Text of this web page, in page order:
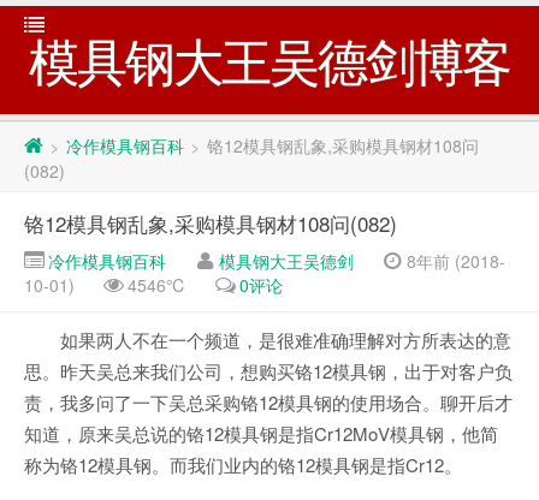
模具钢大王吴德剑博客
> 冷作模具钢百科 > 铬12模具钢乱象,采购模具钢材108问
(082)
铬12模具钢乱象,采购模具钢材108问(082)
冷作模具钢百科 模具钢大王吴德剑
8年前 (2018-
10-01)
4546℃ 0评论
如果两人不在一个频道，是很难准确理解对方所表达的意
思。昨天吴总来我们公司，想购买铬12模具钢，出于对客户负
责，我多问了一下吴总采购铬12模具钢的使用场合。聊开后才
知道，原来吴总说的铬12模具钢是指Cr12MoV模具钢，他简
称为铬12模具钢。而我们业内的铬12模具钢是指Cr12。